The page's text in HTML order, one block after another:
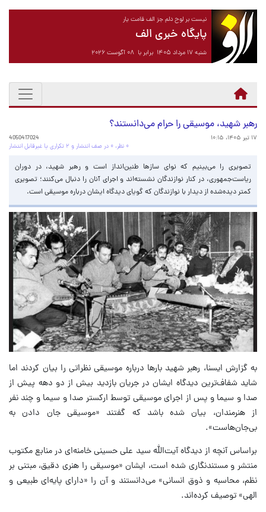
نیست بر لوح دلم جز الف قامت یار
پایگاه خبری الف
شنبه ۱۷ مرداد ۱۴۰۵ برابر با ۰۸ آگوست ۲۰۲۶
رهبر شهید، موسیقی را حرام می‌دانستند؟
۱۷ تیر ۱۴۰۵، ۱۰:۱۵
4050417024
۰ نظر، ۰ در صف انتشار و ۲ تکراری یا غیرقابل انتشار
تصویری را می‌بینیم که نوای سازها طنین‌انداز است و رهبر شهید، در دوران
ریاست‌جمهوری، در کنار نوازندگان نشسته‌اند و اجرای آنان را دنبال می‌کنند؛ تصویری
کمتر دیده‌شده از دیدار با نوازندگان که گویای دیدگاه ایشان درباره موسیقی است.
به گزارش ایسنا، رهبر شهید بارها درباره موسیقی نظراتی را بیان کردند اما
شاید شفاف‌ترین دیدگاه ایشان در جریان بازدید بیش از دو دهه پیش از
صدا و سیما و پس از اجرای موسیقی توسط ارکستر صدا و سیما و چند نفر
از هنرمندان، بیان شده باشد که گفتند «موسیقی جان دادن به
بی‌جان‌هاست».
براساس آنچه از دیدگاه آیت‌الله سید علی حسینی خامنه‌ای در منابع مکتوب
منتشر و مستندنگاری شده است، ایشان «موسیقی را هنری دقیق، مبتنی بر
نظم، محاسبه و ذوق انسانی» می‌دانستند و آن را «دارای پایه‌ای طبیعی و
الهی» توصیف کرده‌اند.